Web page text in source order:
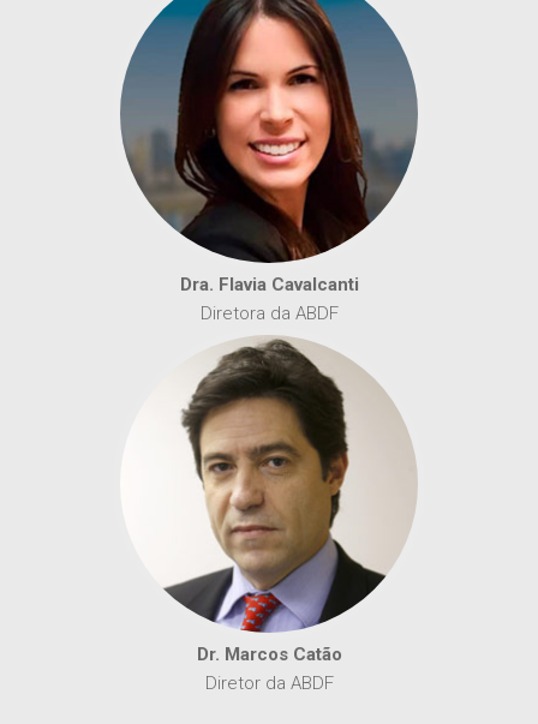
Dra. Flavia Cavalcanti
Diretora da ABDF
Dr. Marcos Catão
Diretor da ABDF